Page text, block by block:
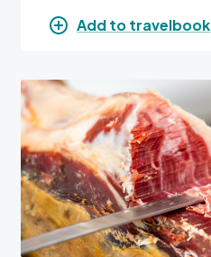
Add to travelbook
Image